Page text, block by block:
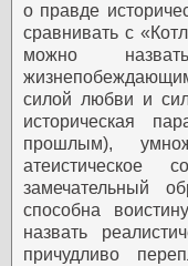
о правде
сравнивать с
можно
силой любви и
историческая
прошлым),
атеистическое
замечательный
способна
назвать
причудливо